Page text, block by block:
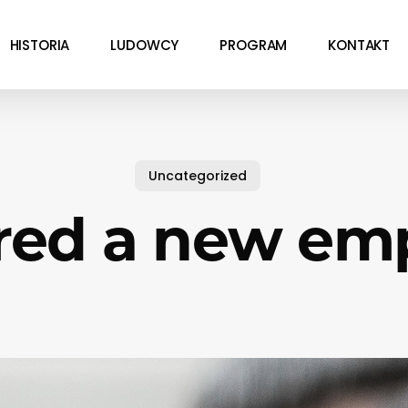
HISTORIA LUDOWCY PROGRAM KONTAKT
Uncategorized
a new